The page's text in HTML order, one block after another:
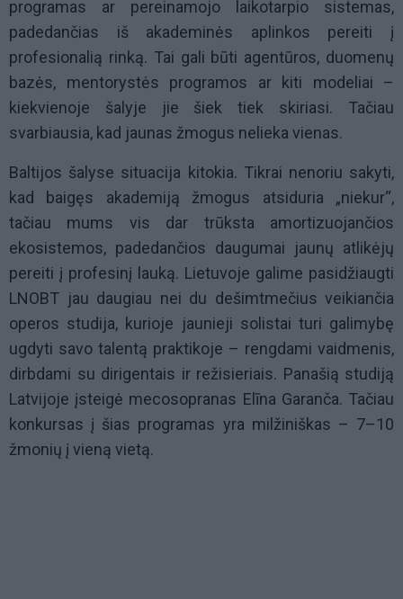
programas ar pereinamojo laikotarpio sistemas,
padedančias iš akademinės aplinkos pereiti į
profesionalią rinką. Tai gali būti agentūros, duomenų
bazės, mentorystės programos ar kiti modeliai –
kiekvienoje šalyje jie šiek tiek skiriasi. Tačiau
svarbiausia, kad jaunas žmogus nelieka vienas.
Baltijos šalyse situacija kitokia. Tikrai nenoriu sakyti,
kad baigęs akademiją žmogus atsiduria „niekur“,
tačiau mums vis dar trūksta amortizuojančios
ekosistemos, padedančios daugumai jaunų atlikėjų
pereiti į profesinį lauką. Lietuvoje galime pasidžiaugti
LNOBT jau daugiau nei du dešimtmečius veikiančia
operos studija, kurioje jaunieji solistai turi galimybę
ugdyti savo talentą praktikoje – rengdami vaidmenis,
dirbdami su dirigentais ir režisieriais. Panašią studiją
Latvijoje įsteigė mecosopranas Elīna Garanča. Tačiau
konkursas į šias programas yra milžiniškas – 7–10
žmonių į vieną vietą.